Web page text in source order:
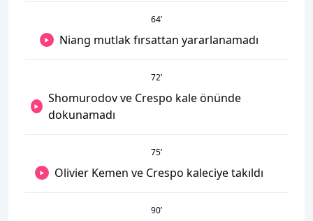
64’
Niang mutlak fırsattan yararlanamadı
72’
Shomurodov ve Crespo kale önünde
dokunamadı
75’
Olivier Kemen ve Crespo kaleciye takıldı
90’